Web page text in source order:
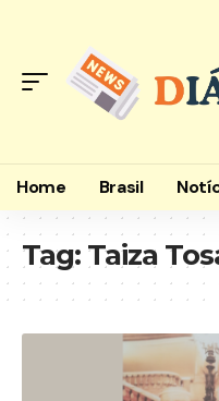
Home Brasil
Tag: Taiza